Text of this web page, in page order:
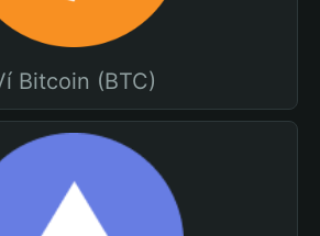
Bitcoin (BTC)